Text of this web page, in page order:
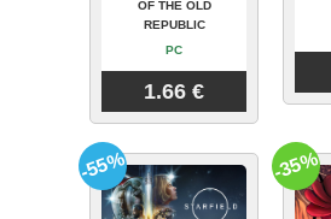
OF THE OLD
REPUBLIC
PC
1.66 €
-55% -35%